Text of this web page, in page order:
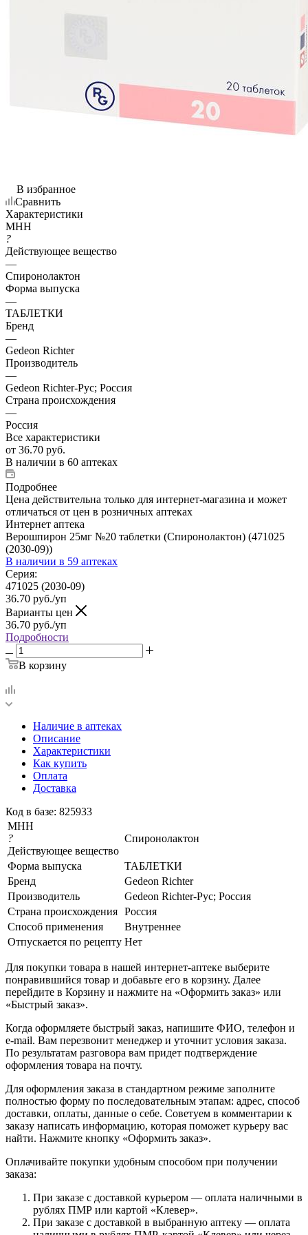
В избранное
Сравнить
Характеристики
МНН
?
Действующее вещество
—
Спиронолактон
Форма выпуска
—
ТАБЛЕТКИ
Бренд
—
Gedeon Richter
Производитель
—
Gedeon Richter-Рус; Россия
Страна происхождения
—
Россия
Все характеристики
от 36.70 руб.
В наличии в 60 аптеках
Подробнее
Цена действительна только для интернет-магазина и может
отличаться от цен в розничных аптеках
Интернет аптека
Верошпирон 25мг №20 таблетки (Спиронолактон) (471025
(2030-09))
В наличии в 59 аптеках
Серия:
471025 (2030-09)
36.70 руб./уп
Варианты цен
36.70 руб./уп
Подробности
В корзину
Наличие в аптеках
Описание
Характеристики
Как купить
Оплата
Доставка
Код в базе: 825933
МНН
?
Действующее вещество
Спиронолактон
Форма выпуска
ТАБЛЕТКИ
Бренд
Gedeon Richter
Производитель
Gedeon Richter-Рус; Россия
Страна происхождения Россия
Способ применения
Внутреннее
Отпускается по рецепту Нет
Для покупки товара в нашей интернет-аптеке выберите
понравившийся товар и добавьте его в корзину. Далее
перейдите в Корзину и нажмите на «Оформить заказ» или
«Быстрый заказ».
Когда оформляете быстрый заказ, напишите ФИО, телефон и
e-mail. Вам перезвонит менеджер и уточнит условия заказа.
По результатам разговора вам придет подтверждение
оформления товара на почту.
Для оформления заказа в стандартном режиме заполните
полностью форму по последовательным этапам: адрес, способ
доставки, оплаты, данные о себе. Советуем в комментарии к
заказу написать информацию, которая поможет курьеру вас
найти. Нажмите кнопку «Оформить заказ».
Оплачивайте покупки удобным способом при получении
заказа:
При заказе с доставкой курьером — оплата наличными в
рублях ПМР или картой «Клевер».
При заказе с доставкой в выбранную аптеку — оплата